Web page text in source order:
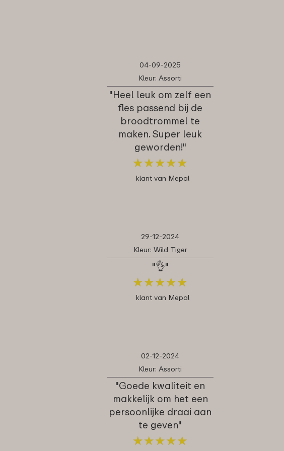
04-09-2025
Kleur: Assorti
"Heel leuk om zelf een
fles passend bij de
broodtrommel te
maken. Super leuk
geworden!"
★★★★★
★★★★★
klant van Mepal
29-12-2024
Kleur: Wild Tiger
"👌"
★★★★★
★★★★★
klant van Mepal
02-12-2024
Kleur: Assorti
"Goede kwaliteit en
makkelijk om het een
persoonlijke draai aan
te geven"
★★★★★
★★★★★